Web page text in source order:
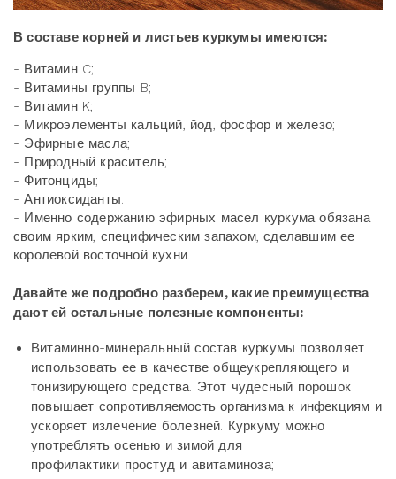
В составе корней и листьев куркумы имеются:
- Витамин C;
- Витамины группы B;
- Витамин K;
- Микроэлементы кальций, йод, фосфор и железо;
- Эфирные масла;
- Природный краситель;
- Фитонциды;
- Антиоксиданты.
- Именно содержанию эфирных масел куркума обязана
своим ярким, специфическим запахом, сделавшим ее
королевой восточной кухни.
Давайте же подробно разберем, какие преимущества
дают ей остальные полезные компоненты:
Витаминно-минеральный состав куркумы позволяет
использовать ее в качестве общеукрепляющего и
тонизирующего средства. Этот чудесный порошок
повышает сопротивляемость организма к инфекциям и
ускоряет излечение болезней. Куркуму можно
употреблять осенью и зимой для
профилактики простуд и авитаминоза;